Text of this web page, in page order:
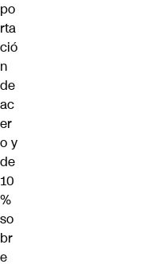
po
rta
ció
n
de
ac
er
o y
de
10
%
so
br
e